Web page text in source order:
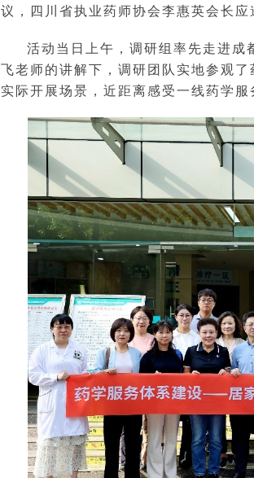
议，四川省执业药师协会李惠英会长
活动当日上午，调研组率先走进
飞老师的讲解下，调研团队实地参观
实际开展场景，近距离感受一线药学